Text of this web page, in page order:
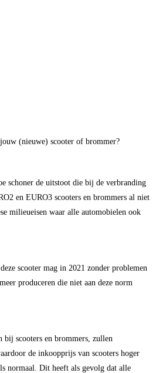
(nieuwe) scooter of brommer?
schoner de uitstoot die bij de verbranding
en EURO3 scooters en brommers al niet
milieueisen waar alle automobielen ook
scooter mag in 2021 zonder problemen
produceren die niet aan deze norm
bij scooters en brommers, zullen
de inkoopprijs van scooters hoger
normaal. Dit heeft als gevolg dat alle